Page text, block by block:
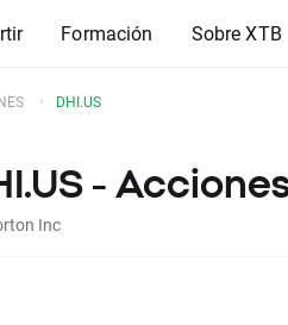
Formación Sobre XTB
DHI.US
-
Inc